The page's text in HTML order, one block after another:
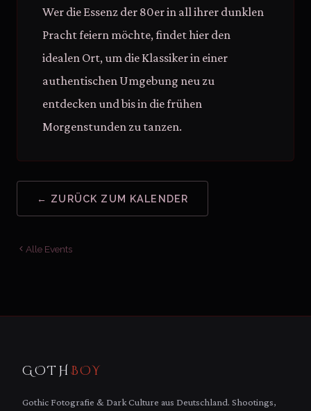
Wer die Essenz der 80er in all ihrer dunklen
Pracht feiern möchte, findet hier den
idealen Ort, um die Klassiker in einer
authentischen Umgebung neu zu
entdecken und bis in die frühen
Morgenstunden zu tanzen.
← ZURÜCK ZUM KALENDER
Alle Events
GOTH BOY
Gothic Fotografie & Dark Culture aus Deutschland. Shootings,